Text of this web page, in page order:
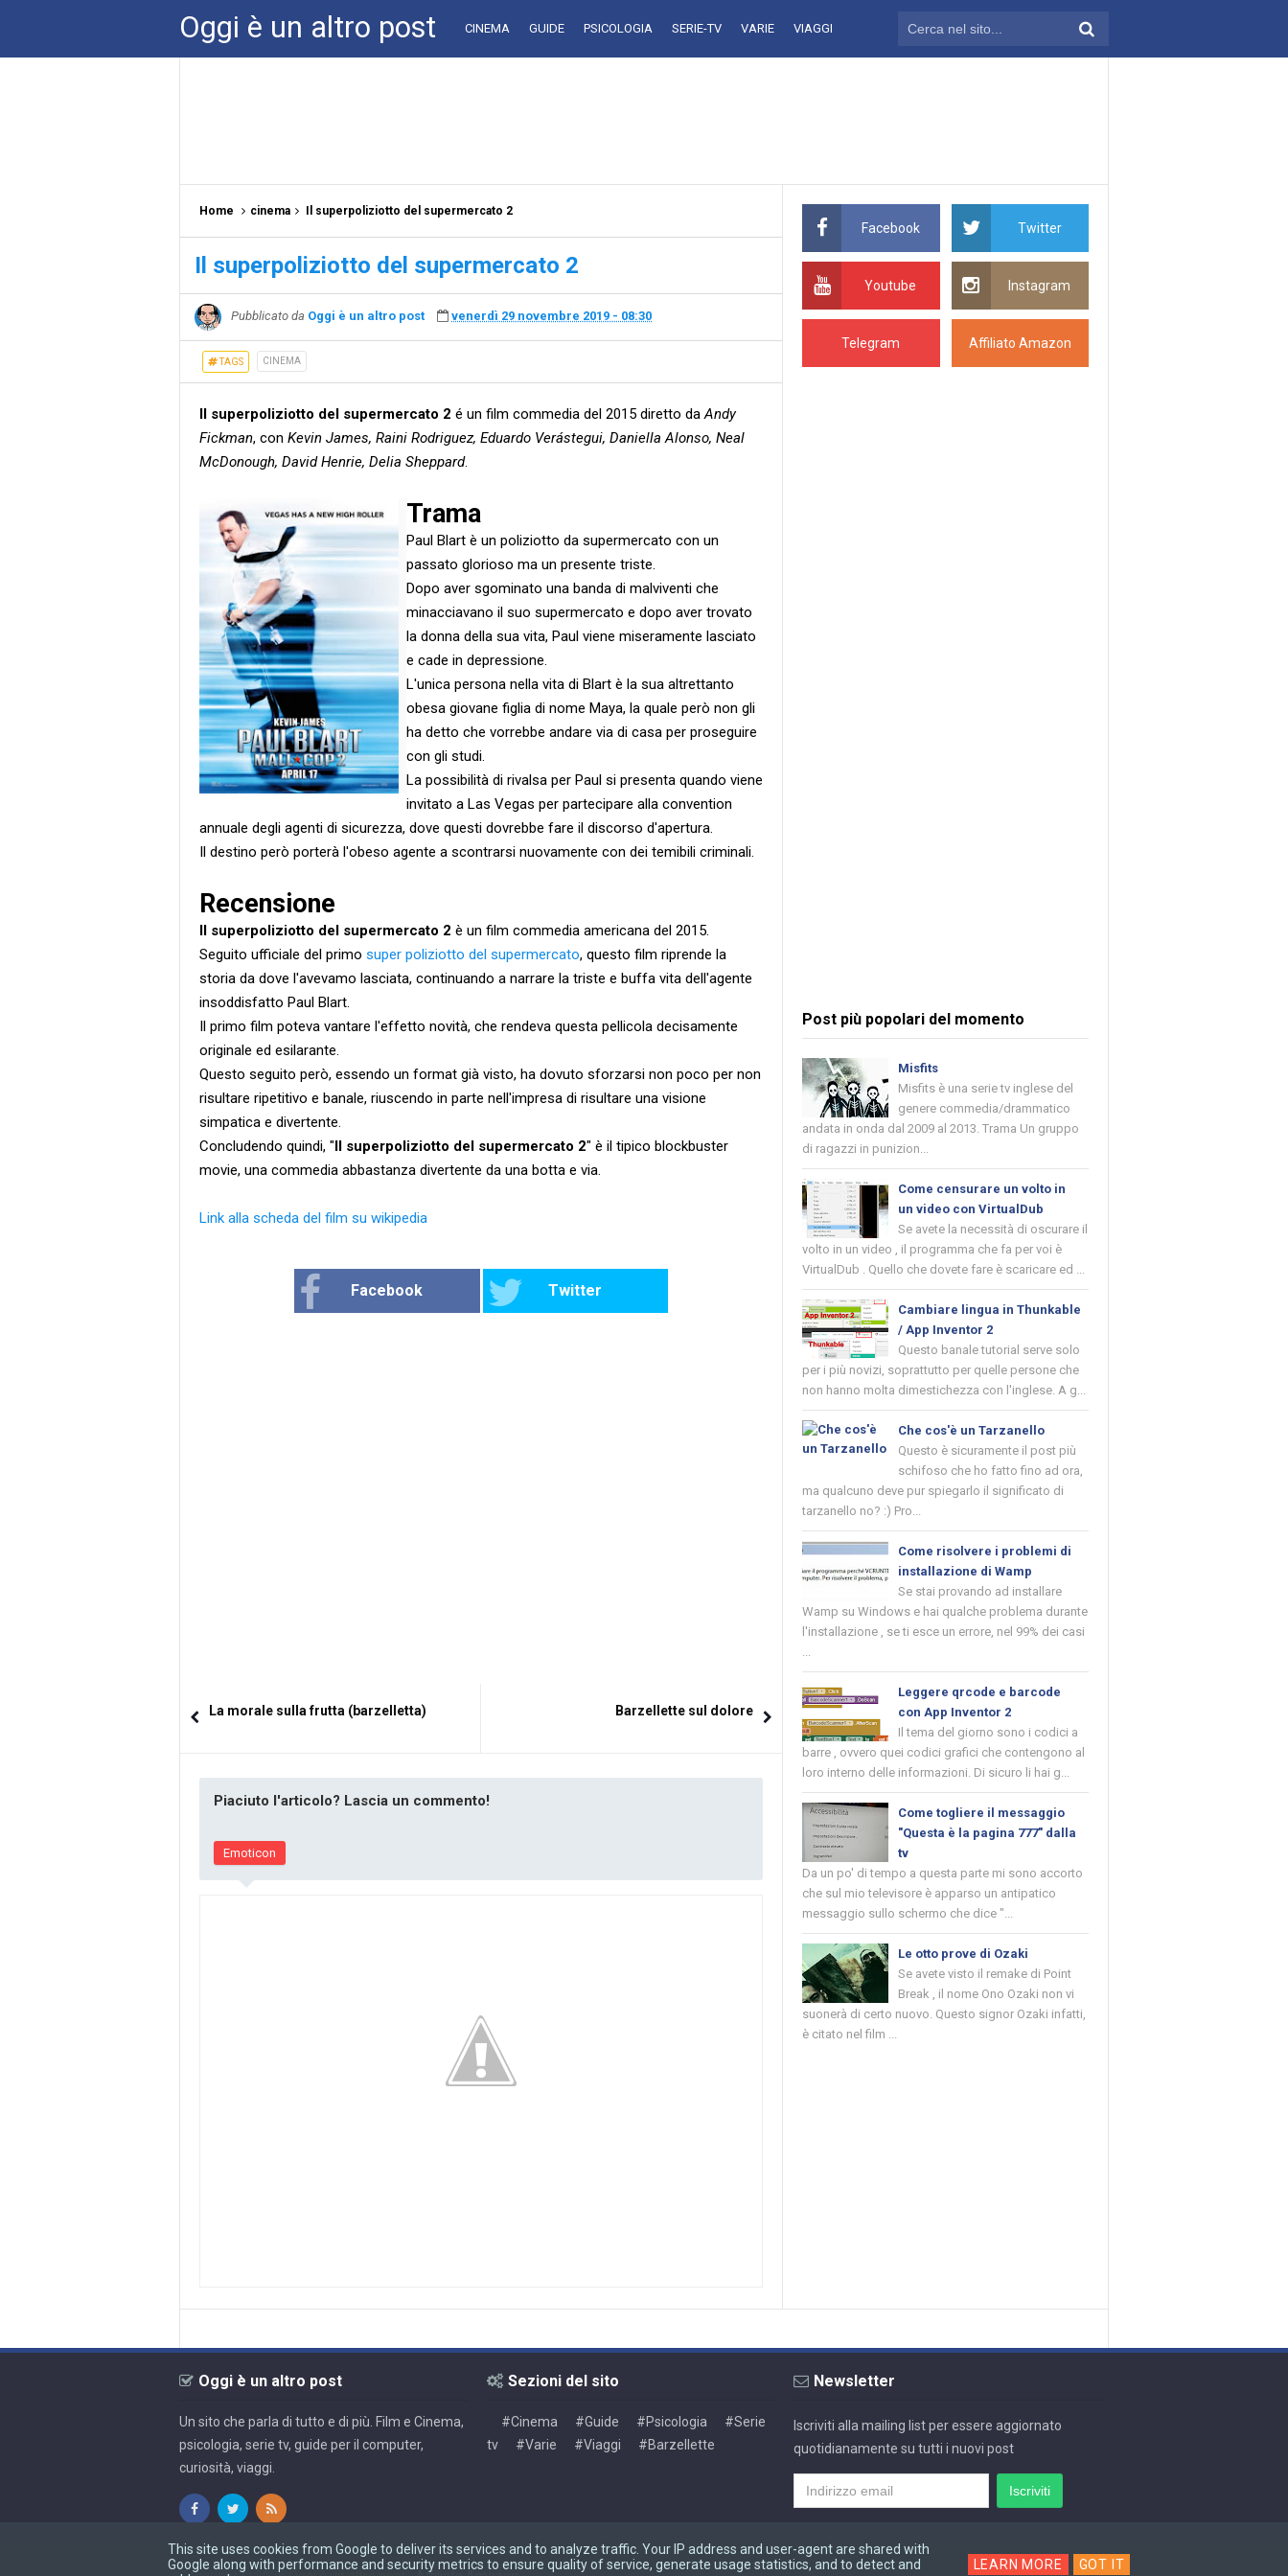
Oggi è un altro post CINEMA GUIDE PSICOLOGIA SERIE-TV VARIE VIAGGI
Home cinema Il superpoliziotto del supermercato 2
Il superpoliziotto del supermercato 2
Pubblicato da Oggi è un altro post venerdì 29 novembre 2019 - 08:30
TAGS CINEMA
Il superpoliziotto del supermercato 2 é un film commedia del 2015 diretto daAndy
Fickman, con Kevin James, Raini Rodriguez, Eduardo Verástegui, Daniella Alonso, Neal
McDonough, David Henrie, Delia Sheppard.
Trama
Paul Blart è un poliziotto da supermercato con un
passato glorioso ma un presente triste.
Dopo aver sgominato una banda di malviventi che
minacciavano il suo supermercato e dopo aver trovato
la donna della sua vita, Paul viene miseramente lasciato
e cade in depressione.
L'unica persona nella vita di Blart è la sua altrettanto
obesa giovane figlia di nome Maya, la quale però non gli
ha detto che vorrebbe andare via di casa per proseguire
con gli studi.
La possibilità di rivalsa per Paul si presenta quando viene
invitato a Las Vegas per partecipare alla convention
annuale degli agenti di sicurezza, dove questi dovrebbe fare il discorso d'apertura.
Il destino però porterà l'obeso agente a scontrarsi nuovamente con dei temibili criminali.
Recensione
Il superpoliziotto del supermercato 2 è un film commedia americana del 2015.
Seguito ufficiale del primo super poliziotto del supermercato, questo film riprende la
storia da dove l'avevamo lasciata, continuando a narrare la triste e buffa vita dell'agente
insoddisfatto Paul Blart.
Il primo film poteva vantare l'effetto novità, che rendeva questa pellicola decisamente
originale ed esilarante.
Questo seguito però, essendo un format già visto, ha dovuto sforzarsi non poco per non
risultare ripetitivo e banale, riuscendo in parte nell'impresa di risultare una visione
simpatica e divertente.
Concludendo quindi, "Il superpoliziotto del supermercato 2" è il tipico blockbuster
movie, una commedia abbastanza divertente da una botta e via.
Link alla scheda del film su wikipedia
Facebook Twitter
La morale sulla frutta (barzelletta) Barzellette sul dolore
Piaciuto l'articolo? Lascia un commento!
Emoticon
Facebook Twitter
Youtube Instagram
Telegram Affiliato Amazon
Post più popolari del momento
Misfits
Misfits è una serie tv inglese del
genere commedia/drammatico
andata in onda dal 2009 al 2013. Trama Un gruppo
di ragazzi in punizion...
Come censurare un volto in
un video con VirtualDub
Se avete la necessità di oscurare il
volto in un video , il programma che fa per voi è
VirtualDub . Quello che dovete fare è scaricare ed ...
Cambiare lingua in Thunkable
/ App Inventor 2
Questo banale tutorial serve solo
per i più novizi, soprattutto per quelle persone che
non hanno molta dimestichezza con l'inglese. A g...
Che cos'è un Tarzanello
Questo è sicuramente il post più
schifoso che ho fatto fino ad ora,
ma qualcuno deve pur spiegarlo il significato di
tarzanello no? :) Pro...
Come risolvere i problemi di
installazione di Wamp
Se stai provando ad installare
Wamp su Windows e hai qualche problema durante
l'installazione , se ti esce un errore, nel 99% dei casi
...
Leggere qrcode e barcode
con App Inventor 2
Il tema del giorno sono i codici a
barre , ovvero quei codici grafici che contengono al
loro interno delle informazioni. Di sicuro li hai g...
Come togliere il messaggio
"Questa è la pagina 777" dalla
tv
Da un po' di tempo a questa parte mi sono accorto
che sul mio televisore è apparso un antipatico
messaggio sullo schermo che dice "...
Le otto prove di Ozaki
Se avete visto il remake di Point
Break , il nome Ono Ozaki non vi
suonerà di certo nuovo. Questo signor Ozaki infatti,
è citato nel film ...
Oggi è un altro post
Un sito che parla di tutto e di più. Film e Cinema,
psicologia, serie tv, guide per il computer,
curiosità, viaggi.
Sezioni del sito
#Cinema #Guide #Psicologia
#Serie
tv
#Varie #Viaggi #Barzellette
Newsletter
Iscriviti alla mailing list per essere aggiornato
quotidianamente su tutti i nuovi post
This site uses cookies from Google to deliver its services and to analyze traffic. Your IP address and user-agent are shared with
Google along with performance and security metrics to ensure quality of service, generate usage statistics, and to detect and
LEARN MORE GOT IT